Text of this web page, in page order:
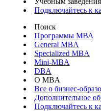
Подключайтесь к
Поиск
Программы МВА
General MBA
Specialized MBA
Mini-MBA
DBA
О MBA
Все о бизнес-
Дополнительное
Подключайтесь к